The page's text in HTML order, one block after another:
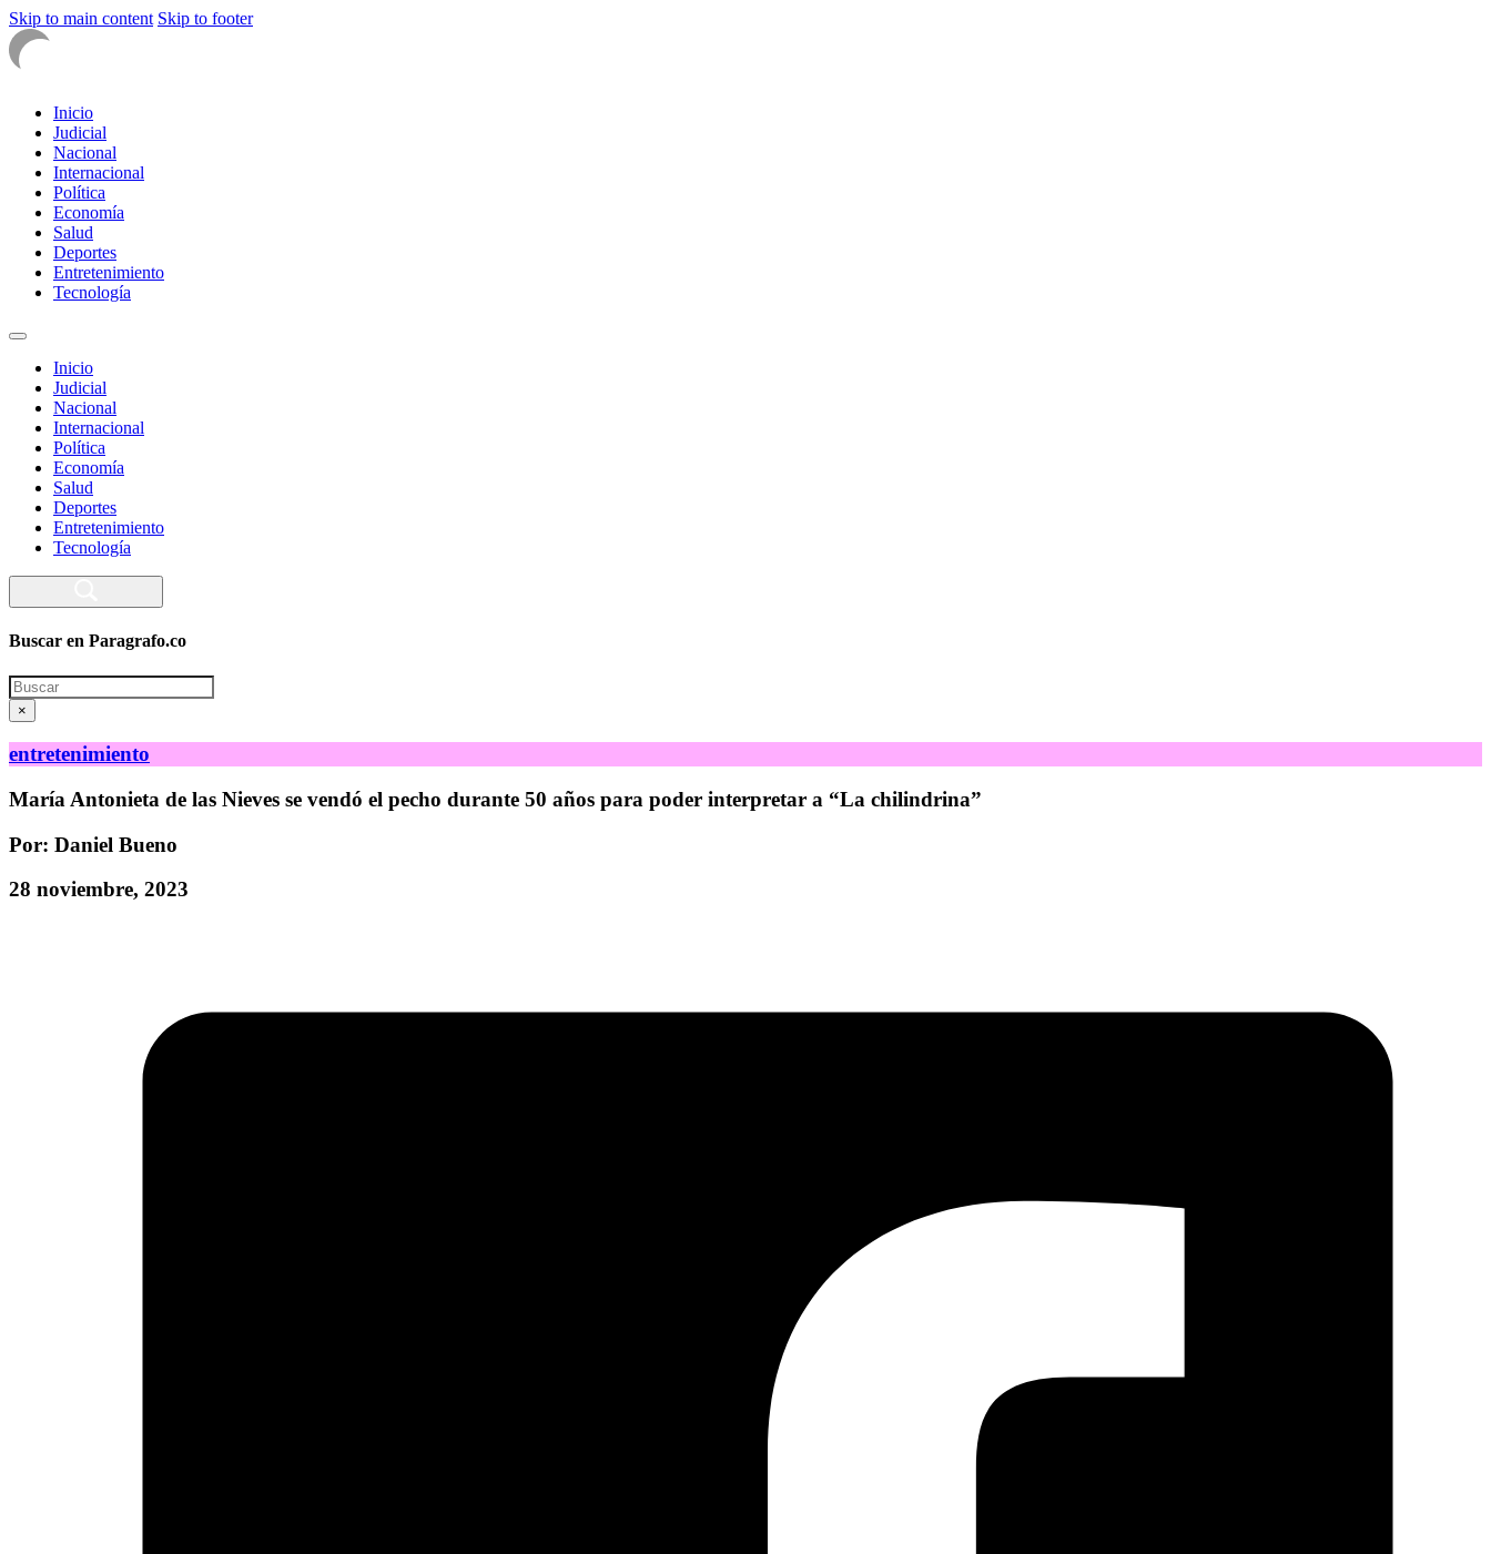
Skip to main content Skip to footer
Inicio
Judicial
Nacional
Internacional
Política
Economía
Salud
Deportes
Entretenimiento
Tecnología
Inicio
Judicial
Nacional
Internacional
Política
Economía
Salud
Deportes
Entretenimiento
Tecnología
Buscar en Paragrafo.co
Search
×
entretenimiento
María Antonieta de las Nieves se vendó el pecho durante 50 años para poder interpretar a “La chilindrina”
Por: Daniel Bueno
28 noviembre, 2023